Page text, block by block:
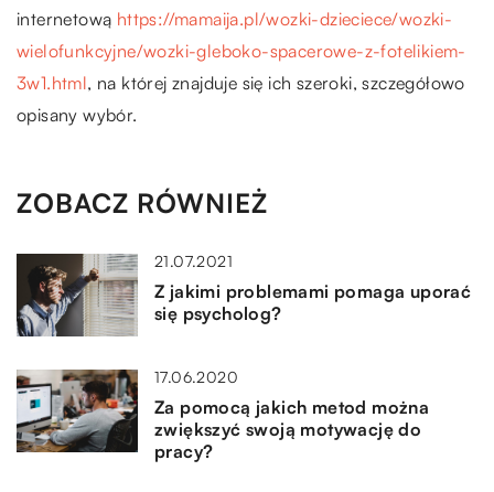
internetową https://mamaija.pl/wozki-dzieciece/wozki-
wielofunkcyjne/wozki-gleboko-spacerowe-z-fotelikiem-
3w1.html, na której znajduje się ich szeroki, szczegółowo
opisany wybór.
ZOBACZ RÓWNIEŻ
21.07.2021
Z jakimi problemami pomaga uporać
się psycholog?
17.06.2020
Za pomocą jakich metod można
zwiększyć swoją motywację do
pracy?